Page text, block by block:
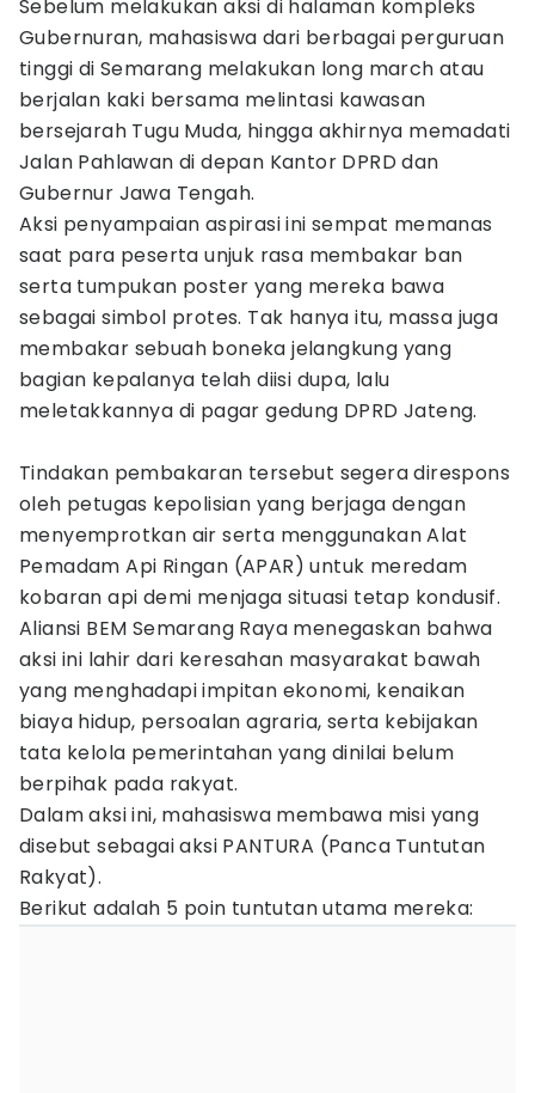
​Sebelum melakukan aksi di halaman kompleks
Gubernuran, mahasiswa dari berbagai perguruan
tinggi di Semarang melakukan long march atau
berjalan kaki bersama melintasi kawasan
bersejarah Tugu Muda, hingga akhirnya memadati
Jalan Pahlawan di depan Kantor DPRD dan
Gubernur Jawa Tengah.
​Aksi penyampaian aspirasi ini sempat memanas
saat para peserta unjuk rasa membakar ban
serta tumpukan poster yang mereka bawa
sebagai simbol protes. Tak hanya itu, massa juga
membakar sebuah boneka jelangkung yang
bagian kepalanya telah diisi dupa, lalu
meletakkannya di pagar gedung DPRD Jateng.
​Tindakan pembakaran tersebut segera direspons
oleh petugas kepolisian yang berjaga dengan
menyemprotkan air serta menggunakan Alat
Pemadam Api Ringan (APAR) untuk meredam
kobaran api demi menjaga situasi tetap kondusif.
Aliansi BEM Semarang Raya menegaskan bahwa
aksi ini lahir dari keresahan masyarakat bawah
yang menghadapi impitan ekonomi, kenaikan
biaya hidup, persoalan agraria, serta kebijakan
tata kelola pemerintahan yang dinilai belum
berpihak pada rakyat.
​Dalam aksi ini, mahasiswa membawa misi yang
disebut sebagai aksi PANTURA (Panca Tuntutan
Rakyat).
Berikut adalah 5 poin tuntutan utama mereka: